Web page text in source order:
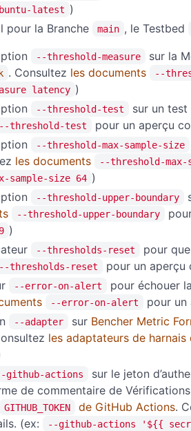
latest )
pour la Branche
main , le Testbed
--threshold-measure sur la
. Consultez les documents --
latency )
--threshold-test sur un
--threshold-test pour un aperçu
--threshold-max-sample-size
les documents --threshold-max-
sample-size 64 )
--threshold-upper-boundary
--threshold-upper-boundary
)
--thresholds-reset pour
--thresholds-reset pour un aperçu
--error-on-alert
pour échouer
--error-on-alert pour un
--adapter sur Bencher Metric
les adaptateurs de harnais
github-actions
sur le jeton
de commentaire de
GITHUB_TOKEN de GitHub Actions.
(ex: --github-actions '${{